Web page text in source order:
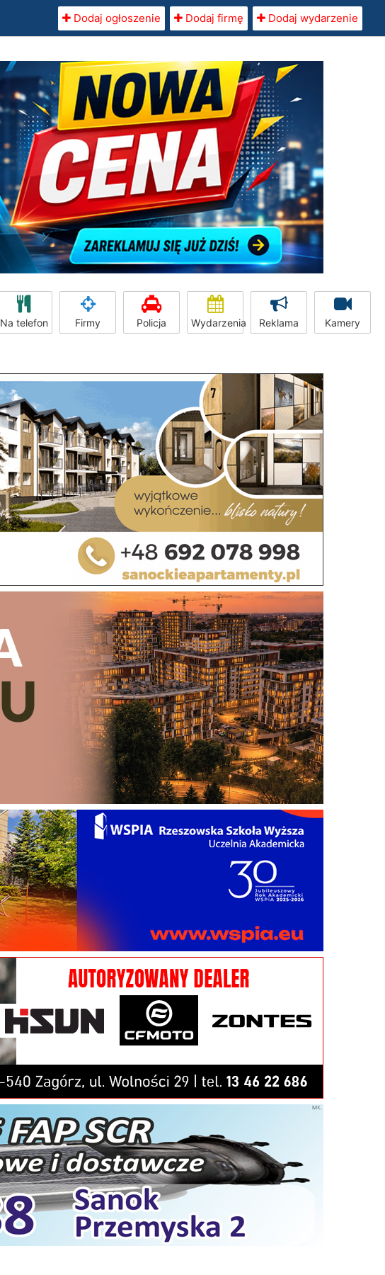
Dodaj ogłoszenie Dodaj firmę Dodaj wydarzenie
Na telefon Firmy Policja Wydarzenia Reklama Kamery